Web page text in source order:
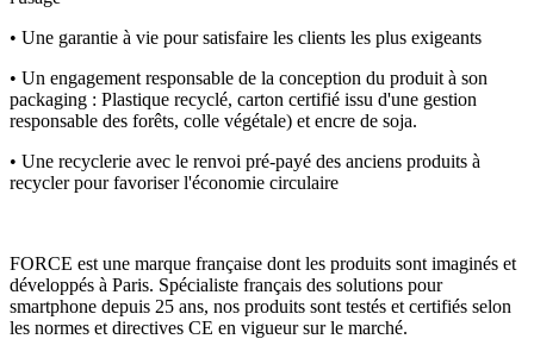
• Une garantie à vie pour satisfaire les clients les plus exigeants
• Un engagement responsable de la conception du produit à son
packaging : Plastique recyclé, carton certifié issu d'une gestion
responsable des forêts, colle végétale) et encre de soja.
• Une recyclerie avec le renvoi pré-payé des anciens produits à
recycler pour favoriser l'économie circulaire
FORCE est une marque française dont les produits sont imaginés et
développés à Paris. Spécialiste français des solutions pour
smartphone depuis 25 ans, nos produits sont testés et certifiés selon
les normes et directives CE en vigueur sur le marché.